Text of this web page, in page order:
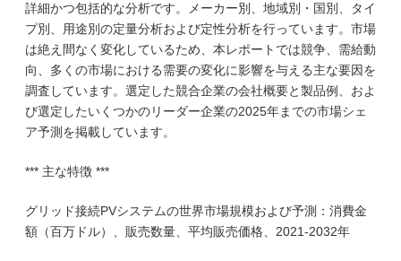
詳細かつ包括的な分析です。メーカー別、地域別・国別、タイ
プ別、用途別の定量分析および定性分析を行っています。市場
は絶え間なく変化しているため、本レポートでは競争、需給動
向、多くの市場における需要の変化に影響を与える主な要因を
調査しています。選定した競合企業の会社概要と製品例、およ
び選定したいくつかのリーダー企業の2025年までの市場シェ
ア予測を掲載しています。
*** 主な特徴 ***
グリッド接続PVシステムの世界市場規模および予測：消費金
額（百万ドル）、販売数量、平均販売価格、2021-2032年